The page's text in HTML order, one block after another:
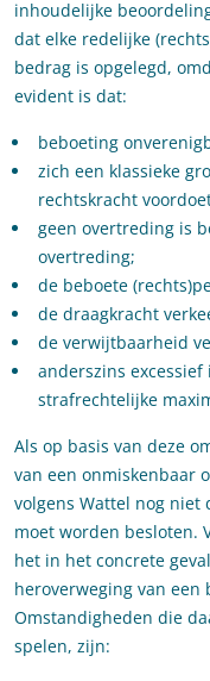
inhoudelijke
dat elke redelijke
bedrag is opgelegd,
evident is dat:
beboeting
zich een klassieke
rechtskracht
geen overtreding is
overtreding;
de beboete
de draagkracht
de verwijtbaarheid
anderszins
strafrechtelijke
Als op basis van deze
van een onmiskenbaar
volgens Wattel nog
moet worden besloten.
het in het concrete
heroverweging van
Omstandigheden die
spelen, zijn: